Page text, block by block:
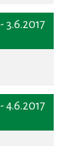
3.6.2017
4.6.2017